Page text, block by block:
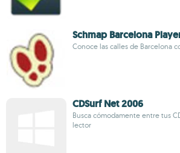
Schmap Barcelona
Conoce las calles de Barcelona
CDSurf Net 2006
Busca cómodamente entre tus
lector